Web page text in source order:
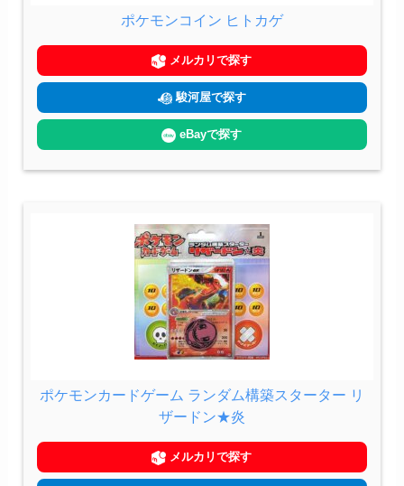
ポケモンコイン ヒトカゲ
メルカリで探す
駿河屋で探す
eBayで探す
ポケモンカードゲーム ランダム構築スターター リ
ザードン★炎
メルカリで探す